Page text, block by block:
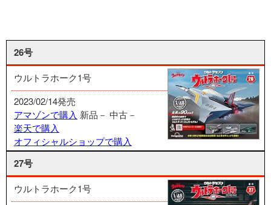
26号
ウルトラホーク1号
2023/02/14発売
アマゾンで購入 新品－ 中古－
楽天で購入
オフィシャルショップで購入
27号
ウルトラホーク1号